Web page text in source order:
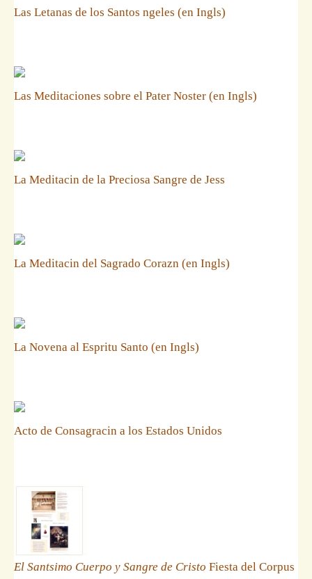
Las Letanas de los Santos ngeles (en Ingls)
Las Meditaciones sobre el Pater Noster (en Ingls)
La Meditacin de la Preciosa Sangre de Jess
La Meditacin del Sagrado Corazn (en Ingls)
La Novena al Espritu Santo (en Ingls)
Acto de Consagracin a los Estados Unidos
El Santsimo Cuerpo y Sangre de Cristo Fiesta del Corpus